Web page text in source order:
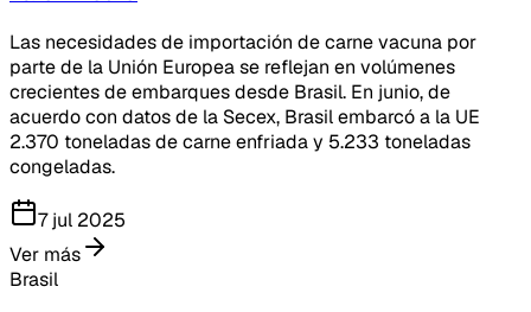
Las necesidades de importación de carne vacuna por
parte de la Unión Europea se reflejan en volúmenes
crecientes de embarques desde Brasil. En junio, de
acuerdo con datos de la Secex, Brasil embarcó a la UE
2.370 toneladas de carne enfriada y 5.233 toneladas
congeladas.
7 jul 2025
Ver más
Brasil